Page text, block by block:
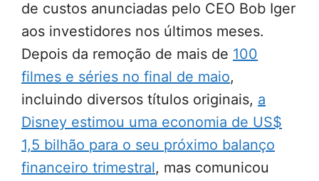
de custos anunciadas pelo CEO Bob Iger
aos investidores nos últimos meses.
Depois da remoção de mais de 100
filmes e séries no final de maio,
incluindo diversos títulos originais, a
Disney estimou uma economia de US$
1,5 bilhão para o seu próximo balanço
financeiro trimestral, mas comunicou